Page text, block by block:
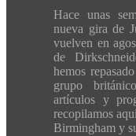
Hace unas
nueva gira de
vuelven en
de
hemos
grupo
artículos y
recopilamos
Birmingham y